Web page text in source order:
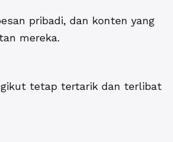
pribadi, dan konten yang
mereka.
tetap tertarik dan terlibat